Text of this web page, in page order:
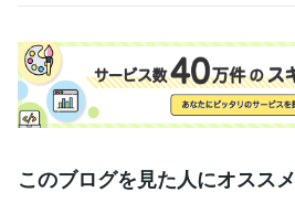
このブログを見た人にオススメ